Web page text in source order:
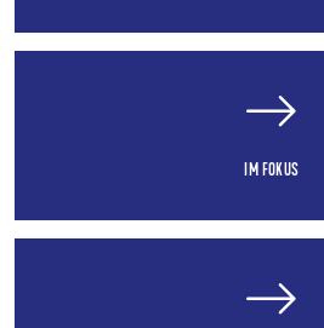
IM FOKUS